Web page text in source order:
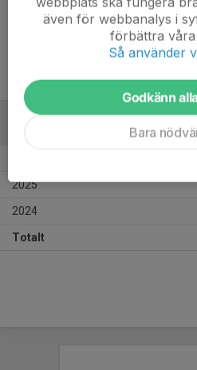
9 år
ALLA ÅR
2025
2024
Totalt
även för webbanalys i
förbättra våra
Så använder
Godkänn
Bara